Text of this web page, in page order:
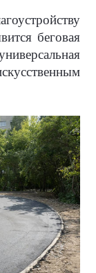
беговая